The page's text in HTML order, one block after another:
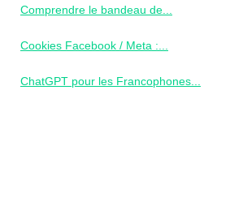
Comprendre le bandeau de...
Cookies Facebook / Meta :...
ChatGPT pour les Francophones...